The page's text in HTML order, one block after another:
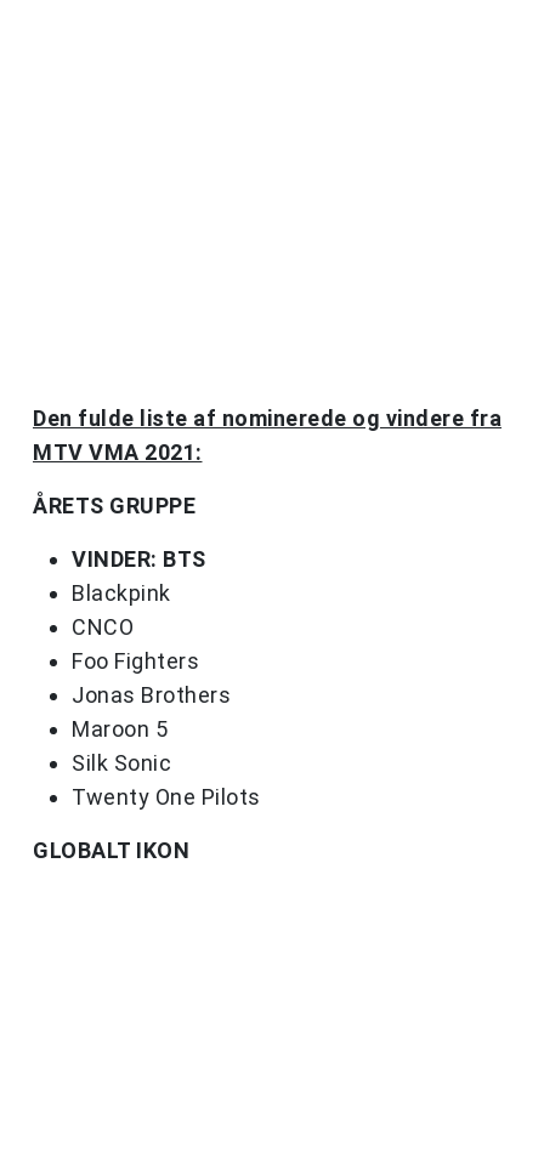
Den fulde liste af nominerede og vindere fra
MTV VMA 2021:
ÅRETS GRUPPE
VINDER: BTS
Blackpink
CNCO
Foo Fighters
Jonas Brothers
Maroon 5
Silk Sonic
Twenty One Pilots
GLOBALT IKON